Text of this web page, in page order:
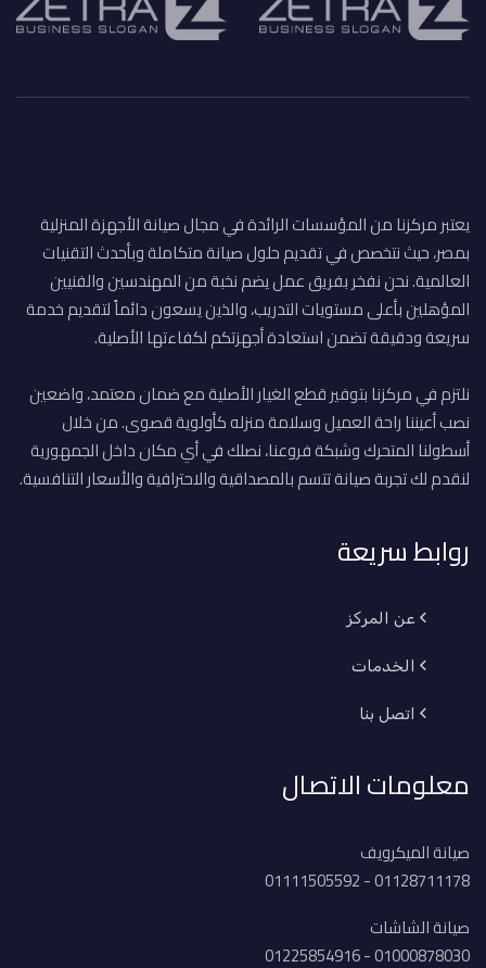
يعتبر مركزنا من المؤسسات الرائدة في مجال صيانة الأجهزة المنزلية
بمصر، حيث نتخصص في تقديم حلول صيانة متكاملة وبأحدث التقنيات
العالمية. نحن نفخر بفريق عمل يضم نخبة من المهندسين والفنيين
المؤهلين بأعلى مستويات التدريب، والذين يسعون دائماً لتقديم خدمة
سريعة ودقيقة تضمن استعادة أجهزتكم لكفاءتها الأصلية.
نلتزم في مركزنا بتوفير قطع الغيار الأصلية مع ضمان معتمد، واضعين
نصب أعيننا راحة العميل وسلامة منزله كأولوية قصوى. من خلال
أسطولنا المتحرك وشبكة فروعنا، نصلك في أي مكان داخل الجمهورية
لنقدم لك تجربة صيانة تتسم بالمصداقية والاحترافية والأسعار التنافسية.
روابط سريعة
عن المركز
الخدمات
اتصل بنا
معلومات الاتصال
صيانة الميكرويف
01128711178 - 01111505592
صيانة الشاشات
01000878030 - 01225854916